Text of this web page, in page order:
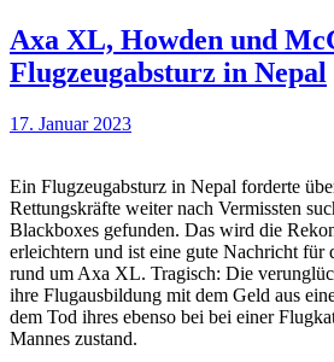
Axa XL, Howden und
Flugzeugabsturz in Nepal
17. Januar 2023
Ein Flugzeugabsturz in Nepal forderte
Rettungskräfte weiter nach Vermissten
Blackboxes gefunden. Das wird die
erleichtern und ist eine gute Nachricht für
rund um Axa XL. Tragisch: Die
ihre Flugausbildung mit dem Geld aus
dem Tod ihres ebenso bei bei einer
Mannes zustand.